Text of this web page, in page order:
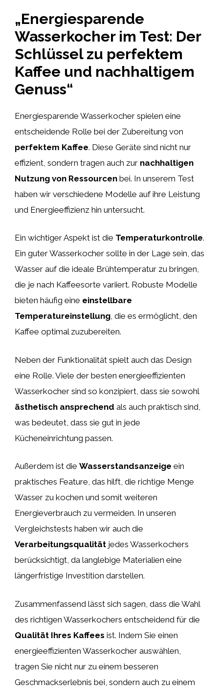
„Energiesparende
Wasserkocher im Test: Der
Schlüssel zu perfektem
Kaffee und nachhaltigem
Genuss“
Energiesparende Wasserkocher spielen eine
entscheidende Rolle bei der Zubereitung von
perfektem Kaffee. Diese Geräte sind nicht nur
effizient, sondern tragen auch zur nachhaltigen
Nutzung von Ressourcen bei. In unserem Test
haben wir verschiedene Modelle auf ihre Leistung
und Energieeffizienz hin untersucht.
Ein wichtiger Aspekt ist die Temperaturkontrolle.
Ein guter Wasserkocher sollte in der Lage sein, das
Wasser auf die ideale Brühtemperatur zu bringen,
die je nach Kaffeesorte variiert. Robuste Modelle
bieten häufig eine einstellbare
Temperatureinstellung, die es ermöglicht, den
Kaffee optimal zuzubereiten.
Neben der Funktionalität spielt auch das Design
eine Rolle. Viele der besten energieeffizienten
Wasserkocher sind so konzipiert, dass sie sowohl
ästhetisch ansprechend als auch praktisch sind,
was bedeutet, dass sie gut in jede
Kücheneinrichtung passen.
Außerdem ist die Wasserstandsanzeige ein
praktisches Feature, das hilft, die richtige Menge
Wasser zu kochen und somit weiteren
Energieverbrauch zu vermeiden. In unseren
Vergleichstests haben wir auch die
Verarbeitungsqualität jedes Wasserkochers
berücksichtigt, da langlebige Materialien eine
längerfristige Investition darstellen.
Zusammenfassend lässt sich sagen, dass die Wahl
des richtigen Wasserkochers entscheidend für die
Qualität Ihres Kaffees ist. Indem Sie einen
energieeffizienten Wasserkocher auswählen,
tragen Sie nicht nur zu einem besseren
Geschmackserlebnis bei, sondern auch zu einem